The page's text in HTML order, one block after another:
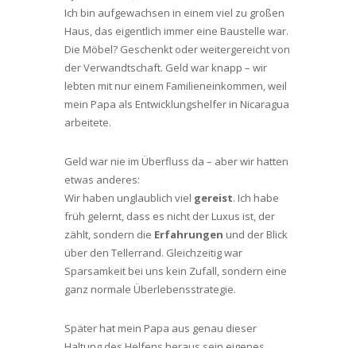
Ich bin aufgewachsen in einem viel zu großen
Haus, das eigentlich immer eine Baustelle war.
Die Möbel? Geschenkt oder weitergereicht von
der Verwandtschaft. Geld war knapp – wir
lebten mit nur einem Familieneinkommen, weil
mein Papa als Entwicklungshelfer in Nicaragua
arbeitete.
Geld war nie im Überfluss da – aber wir hatten
etwas anderes:
Wir haben unglaublich viel gereist. Ich habe
früh gelernt, dass es nicht der Luxus ist, der
zählt, sondern die Erfahrungen und der Blick
über den Tellerrand. Gleichzeitig war
Sparsamkeit bei uns kein Zufall, sondern eine
ganz normale Überlebensstrategie.
Später hat mein Papa aus genau dieser